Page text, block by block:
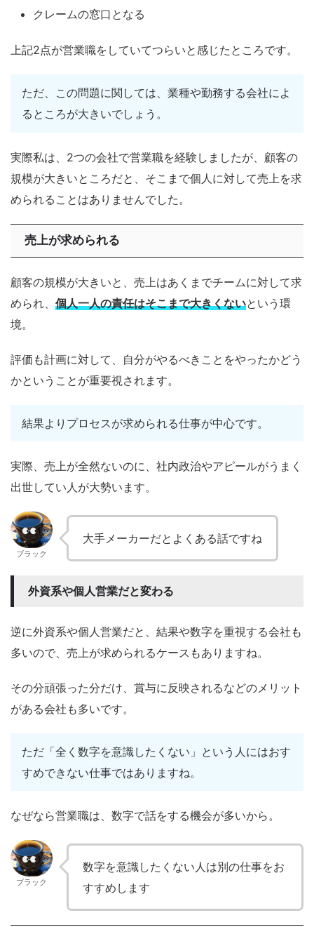
クレームの窓口となる
上記2点が営業職をしていてつらいと感じたところです。
ただ、この問題に関しては、業種や勤務する会社によ
るところが大きいでしょう。
実際私は、2つの会社で営業職を経験しましたが、顧客の
規模が大きいところだと、そこまで個人に対して売上を求
められることはありませんでした。
売上が求められる
顧客の規模が大きいと、売上はあくまでチームに対して求
められ、 個人一人の責任はそこまで大きくないという環
境。
評価も計画に対して、自分がやるべきことをやったかどう
かということが重要視されます。
結果よりプロセスが求められる仕事が中心です。
実際、売上が全然ないのに、社内政治やアピールがうまく
出世してい人が大勢います。
ブラック
大手メーカーだとよくある話ですね
外資系や個人営業だと変わる
逆に外資系や個人営業だと、結果や数字を重視する会社も
多いので、売上が求められるケースもありますね。
その分頑張った分だけ、賞与に反映されるなどのメリット
がある会社も多いです。
ただ「全く数字を意識したくない」という人にはおす
すめできない仕事ではありますね。
なぜなら営業職は、数字で話をする機会が多いから。
ブラック
数字を意識したくない人は別の仕事をお
すすめします